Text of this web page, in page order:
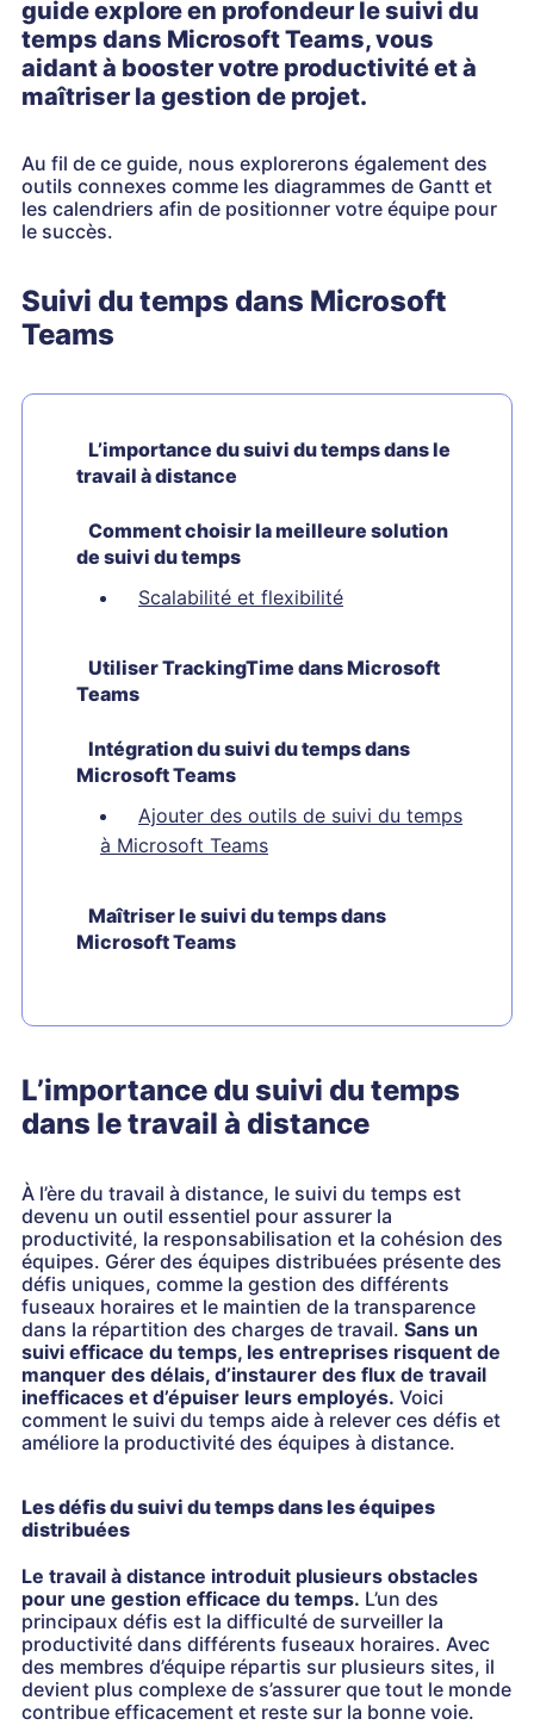
guide explore en profondeur le suivi du
temps dans Microsoft Teams, vous
aidant à booster votre productivité et à
maîtriser la gestion de projet.
Au fil de ce guide, nous explorerons également des
outils connexes comme les diagrammes de Gantt et
les calendriers afin de positionner votre équipe pour
le succès.
Suivi du temps dans Microsoft
Teams
L’importance du suivi du temps dans le
travail à distance
Comment choisir la meilleure solution
de suivi du temps
Scalabilité et flexibilité
Utiliser TrackingTime dans Microsoft
Teams
Intégration du suivi du temps dans
Microsoft Teams
Ajouter des outils de suivi du temps
à Microsoft Teams
Maîtriser le suivi du temps dans
Microsoft Teams
L’importance du suivi du temps
dans le travail à distance
À l’ère du travail à distance, le suivi du temps est
devenu un outil essentiel pour assurer la
productivité, la responsabilisation et la cohésion des
équipes. Gérer des équipes distribuées présente des
défis uniques, comme la gestion des différents
fuseaux horaires et le maintien de la transparence
dans la répartition des charges de travail. Sans un
suivi efficace du temps, les entreprises risquent de
manquer des délais, d’instaurer des flux de travail
inefficaces et d’épuiser leurs employés. Voici
comment le suivi du temps aide à relever ces défis et
améliore la productivité des équipes à distance.
Les défis du suivi du temps dans les équipes
distribuées
Le travail à distance introduit plusieurs obstacles
pour une gestion efficace du temps. L’un des
principaux défis est la difficulté de surveiller la
productivité dans différents fuseaux horaires. Avec
des membres d’équipe répartis sur plusieurs sites, il
devient plus complexe de s’assurer que tout le monde
contribue efficacement et reste sur la bonne voie.